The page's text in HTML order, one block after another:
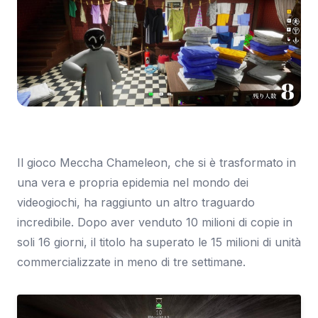
Il gioco Meccha Chameleon, che si è trasformato in
una vera e propria epidemia nel mondo dei
videogiochi, ha raggiunto un altro traguardo
incredibile. Dopo aver venduto 10 milioni di copie in
soli 16 giorni, il titolo ha superato le 15 milioni di unità
commercializzate in meno di tre settimane.